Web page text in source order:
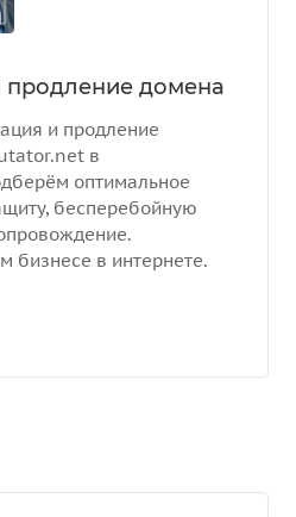
продление домена
и продление
в
оптимальное
бесперебойную
бизнесе в интернете.